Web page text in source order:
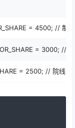
= 4500; // 制
= 3000; //
= 2500; // 院线